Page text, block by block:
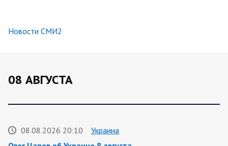
Новости СМИ2
08 АВГУСТА
08.08.2026 20:10
Украина